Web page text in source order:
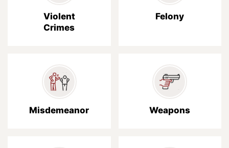
Violent
Crimes
Felony
Misdemeanor Weapons